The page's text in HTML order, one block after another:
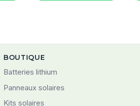
BOUTIQUE
Batteries lithium
Panneaux solaires
Kits solaires